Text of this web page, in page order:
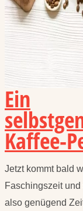
Ein
Kaffee-
Jetzt kommt bald
Faschingszeit
also genügend